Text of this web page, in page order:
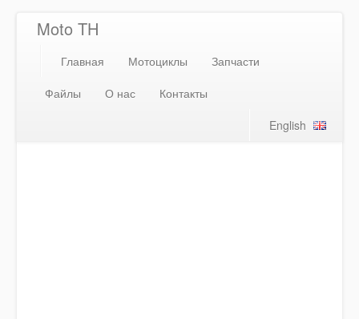
Moto TH
Главная Мотоциклы
Запчасти
Файлы
О нас
Контакты
English